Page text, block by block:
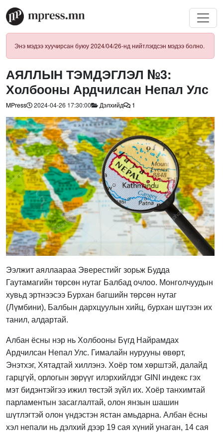
Энэ мэдээ хуучирсан буюу 2024/04/26-нд нийтлэгдсэн мэдээ болно.
АЯЛЛЫН ТЭМДЭГЛЭЛ №3:
Холбооны Ардчилсан Непал Улс
MPress 2024-04-26 17:30:00 Дэлхийд 1
Ээлжит аяллаараа Эверестийг зорьж Будда
Гаутамагийн төрсөн нутаг Балбад очлоо. Монголчуудын
хувьд эртнээсээ Бурхан багшийн төрсөн нутаг
(Лүмбини), Балбын дархцуулын хийц, бурхан шүтээн их
танил, алдартай.
Албан ёсны нэр нь Холбооны Бүгд Найрамдах
Ардчилсан Непал Улс. Гималайн нурууны өвөрт,
Энэтхэг, Хятадтай хиллэнэ. Хоёр том хөрштэй, далайд
гарцгүй, орлогын зөрүүг илэрхийлдэг GINI индекс гэх
мэт бидэнтэйгээ ижил төстэй зүйл их. Хоёр танхимтай
парламентын засаглалтай, олон янзын шашин
шүтлэгтэй олон үндэстэн ястан амьдарна. Албан ёсны
хэл непали нь дэлхий дээр 19 сая хүний унаган, 14 сая